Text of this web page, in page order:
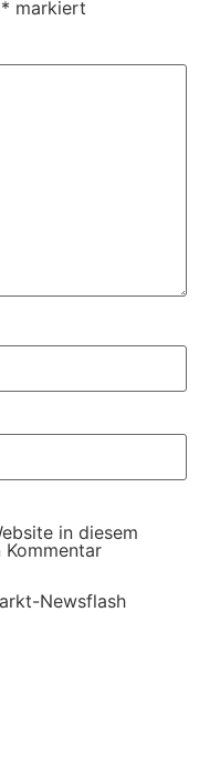
* markiert
in diesem
Kommentar
Newsflash